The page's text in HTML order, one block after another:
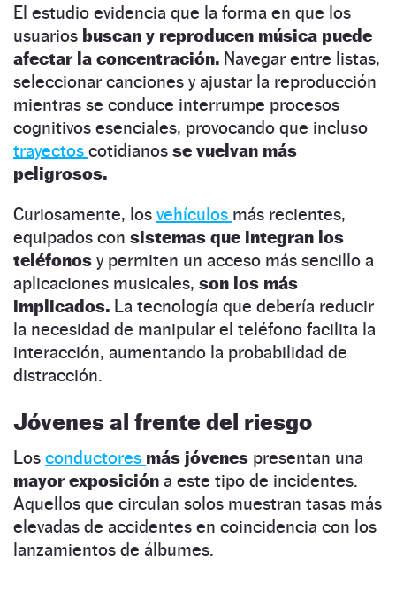
El estudio evidencia que la forma en que los
usuarios buscan y reproducen música puede
afectar la concentración. Navegar entre listas,
seleccionar canciones y ajustar la reproducción
mientras se conduce interrumpe procesos
cognitivos esenciales, provocando que incluso
trayectos cotidianos se vuelvan más
peligrosos.
Curiosamente, los vehículos más recientes,
equipados con sistemas que integran los
teléfonos y permiten un acceso más sencillo a
aplicaciones musicales, son los más
implicados. La tecnología que debería reducir
la necesidad de manipular el teléfono facilita la
interacción, aumentando la probabilidad de
distracción.
Jóvenes al frente del riesgo
Los conductores más jóvenes presentan una
mayor exposición a este tipo de incidentes.
Aquellos que circulan solos muestran tasas más
elevadas de accidentes en coincidencia con los
lanzamientos de álbumes.